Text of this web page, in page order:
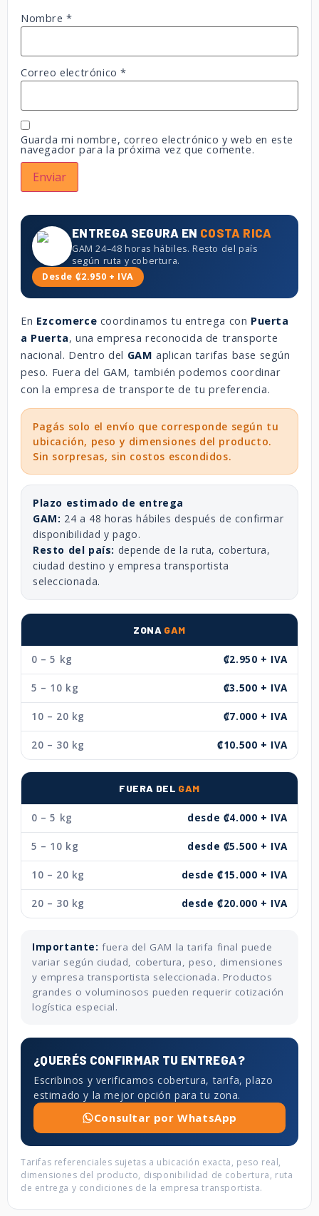
Nombre*
Correo electrónico*
Guarda mi nombre, correo electrónico y web en este
navegador para la próxima vez que comente.
ENTREGA SEGURA EN COSTA RICA
GAM 24–48 horas hábiles. Resto del país
según ruta y cobertura.
Desde ₡2.950 + IVA
En Ezcomerce coordinamos tu entrega con Puerta
a Puerta, una empresa reconocida de transporte
nacional. Dentro del GAM aplican tarifas base según
peso. Fuera del GAM, también podemos coordinar
con la empresa de transporte de tu preferencia.
Pagás solo el envío que corresponde según tu
ubicación, peso y dimensiones del producto.
Sin sorpresas, sin costos escondidos.
Plazo estimado de entrega
GAM: 24 a 48 horas hábiles después de confirmar
disponibilidad y pago.
Resto del país: depende de la ruta, cobertura,
ciudad destino y empresa transportista
seleccionada.
ZONA GAM
0 – 5 kg ₡2.950 + IVA
5 – 10 kg ₡3.500 + IVA
10 – 20 kg ₡7.000 + IVA
20 – 30 kg ₡10.500 + IVA
FUERA DEL GAM
0 – 5 kg desde ₡4.000 + IVA
5 – 10 kg desde ₡5.500 + IVA
10 – 20 kg desde ₡15.000 + IVA
20 – 30 kg desde ₡20.000 + IVA
Importante: fuera del GAM la tarifa final puede
variar según ciudad, cobertura, peso, dimensiones
y empresa transportista seleccionada. Productos
grandes o voluminosos pueden requerir cotización
logística especial.
¿QUERÉS CONFIRMAR TU ENTREGA?
Escribinos y verificamos cobertura, tarifa, plazo
estimado y la mejor opción para tu zona.
Consultar por WhatsApp
Tarifas referenciales sujetas a ubicación exacta, peso real,
dimensiones del producto, disponibilidad de cobertura, ruta
de entrega y condiciones de la empresa transportista.